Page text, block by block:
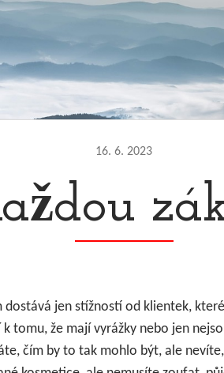
16. 6. 2023
dostává jen stížností od klientek,
tomu, že mají vyrážky nebo jen
čím by to tak mohlo být, ale